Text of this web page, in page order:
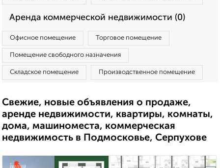
Аренда коммерческой недвижимости (0)
Офисное помещение Торговое помещение
Помещение свободного назначения
Складское помещение Производственное помещение
Свежие, новые объявления о продаже,
аренде недвижимости, квартиры, комнаты,
дома, машиноместа, коммерческая
недвижимость в Подмосковье, Серпухове